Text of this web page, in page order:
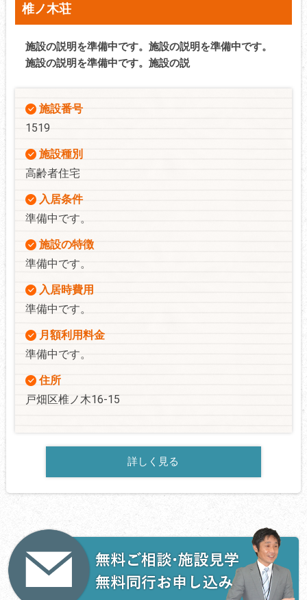
椎ノ木荘
施設の説明を準備中です。施設の説明を準備中です。
施設の説明を準備中です。施設の説
施設番号
1519
施設種別
高齢者住宅
入居条件
準備中です。
施設の特徴
準備中です。
入居時費用
準備中です。
月額利用料金
準備中です。
住所
戸畑区椎ノ木16-15
詳しく見る